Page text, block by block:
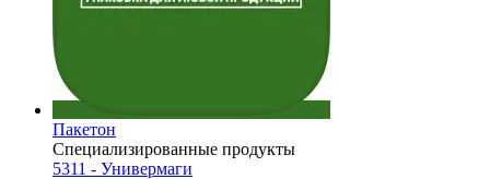
Пакетон
Специализированные продукты
5311 - Универмаги